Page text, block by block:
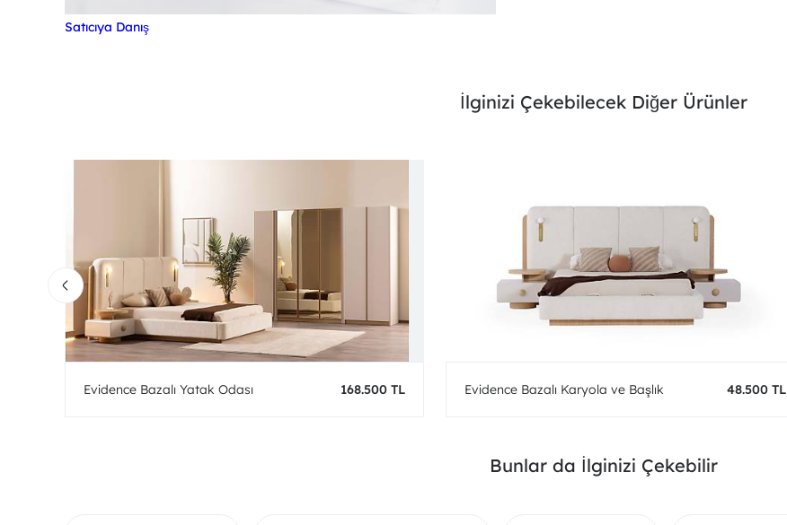
Satıcıya Danış
İlginizi Çekebilecek Diğer Ürünler
Evidence Bazalı Yatak Odası 168.500 TL Evidence Bazalı Karyola ve Başlık 48.500 TL
Bunlar da İlginizi Çekebilir